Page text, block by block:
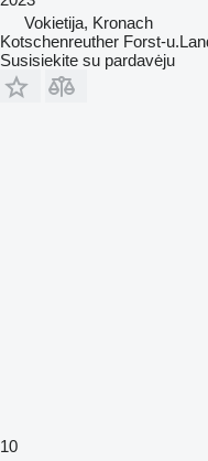
Vokietija, Kronach
Kotschenreuther Forst-
Susisiekite su pardavėju
10